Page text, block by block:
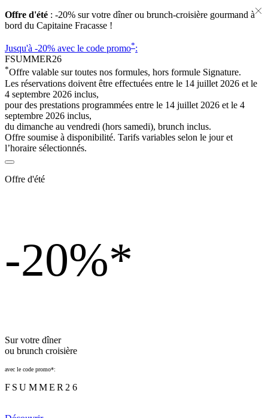
Offre d'été : -20% sur votre dîner ou brunch-croisière gourmand à
bord du Capitaine Fracasse !
Jusqu'à -20% avec le code promo*:
FSUMMER26
*Offre valable sur toutes nos formules, hors formule Signature.
Les réservations doivent être effectuées entre le 14 juillet 2026 et le
4 septembre 2026 inclus,
pour des prestations programmées entre le 14 juillet 2026 et le 4
septembre 2026 inclus,
du dimanche au vendredi (hors samedi), brunch inclus.
Offre soumise à disponibilité. Tarifs variables selon le jour et
l’horaire sélectionnés.
Offre d'été
-20%*
Sur votre dîner
ou brunch croisière
avec le code promo*:
FSUMMER26